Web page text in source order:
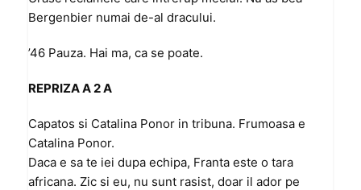
Bergenbier numai de-al dracului.
’46 Pauza. Hai ma, ca se poate.
REPRIZA A 2 A
Capatos si Catalina Ponor in tribuna. Frumoasa e
Catalina Ponor.
Daca e sa te iei dupa echipa, Franta este o tara
africana. Zic si eu, nu sunt rasist, doar il ador pe